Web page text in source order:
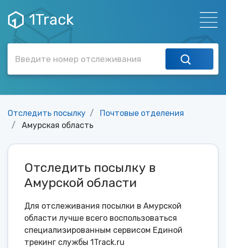
1Track
Отследить посылку
Почтовые отделения
Амурская область
Отследить посылку в
Амурской области
Для отслеживания посылки в Амурской
области лучше всего воспользоваться
специализированным сервисом Единой
трекинг службы 1Track.ru